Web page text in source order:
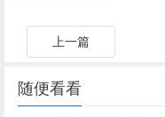
上一篇
随便看看